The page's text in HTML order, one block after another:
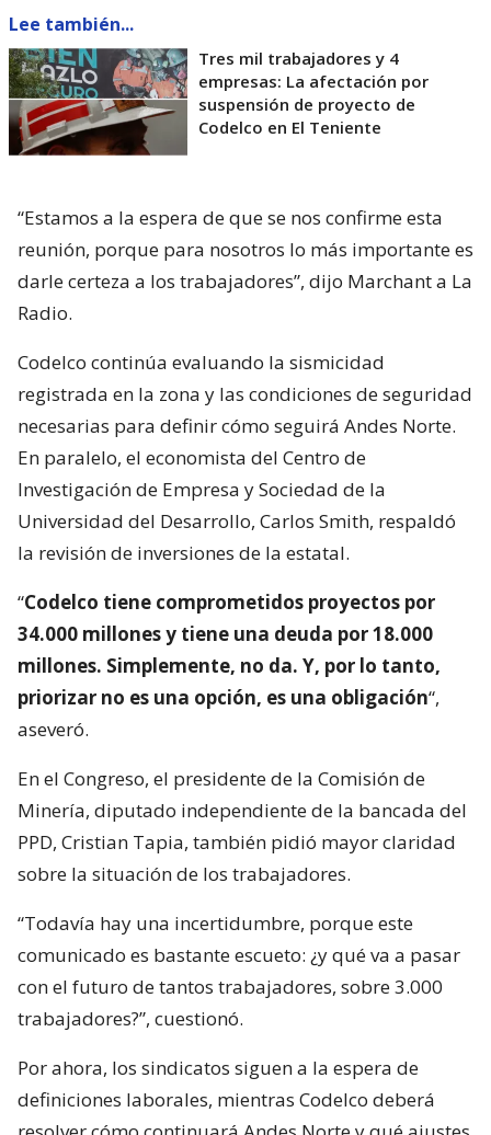
Lee también...
Tres mil trabajadores y 4
empresas: La afectación por
suspensión de proyecto de
Codelco en El Teniente
“Estamos a la espera de que se nos confirme esta
reunión, porque para nosotros lo más importante es
darle certeza a los trabajadores”, dijo Marchant a La
Radio.
Codelco continúa evaluando la sismicidad
registrada en la zona y las condiciones de seguridad
necesarias para definir cómo seguirá Andes Norte.
En paralelo, el economista del Centro de
Investigación de Empresa y Sociedad de la
Universidad del Desarrollo, Carlos Smith, respaldó
la revisión de inversiones de la estatal.
“Codelco tiene comprometidos proyectos por
34.000 millones y tiene una deuda por 18.000
millones. Simplemente, no da. Y, por lo tanto,
priorizar no es una opción, es una obligación“,
aseveró.
En el Congreso, el presidente de la Comisión de
Minería, diputado independiente de la bancada del
PPD, Cristian Tapia, también pidió mayor claridad
sobre la situación de los trabajadores.
“Todavía hay una incertidumbre, porque este
comunicado es bastante escueto: ¿y qué va a pasar
con el futuro de tantos trabajadores, sobre 3.000
trabajadores?”, cuestionó.
Por ahora, los sindicatos siguen a la espera de
definiciones laborales, mientras Codelco deberá